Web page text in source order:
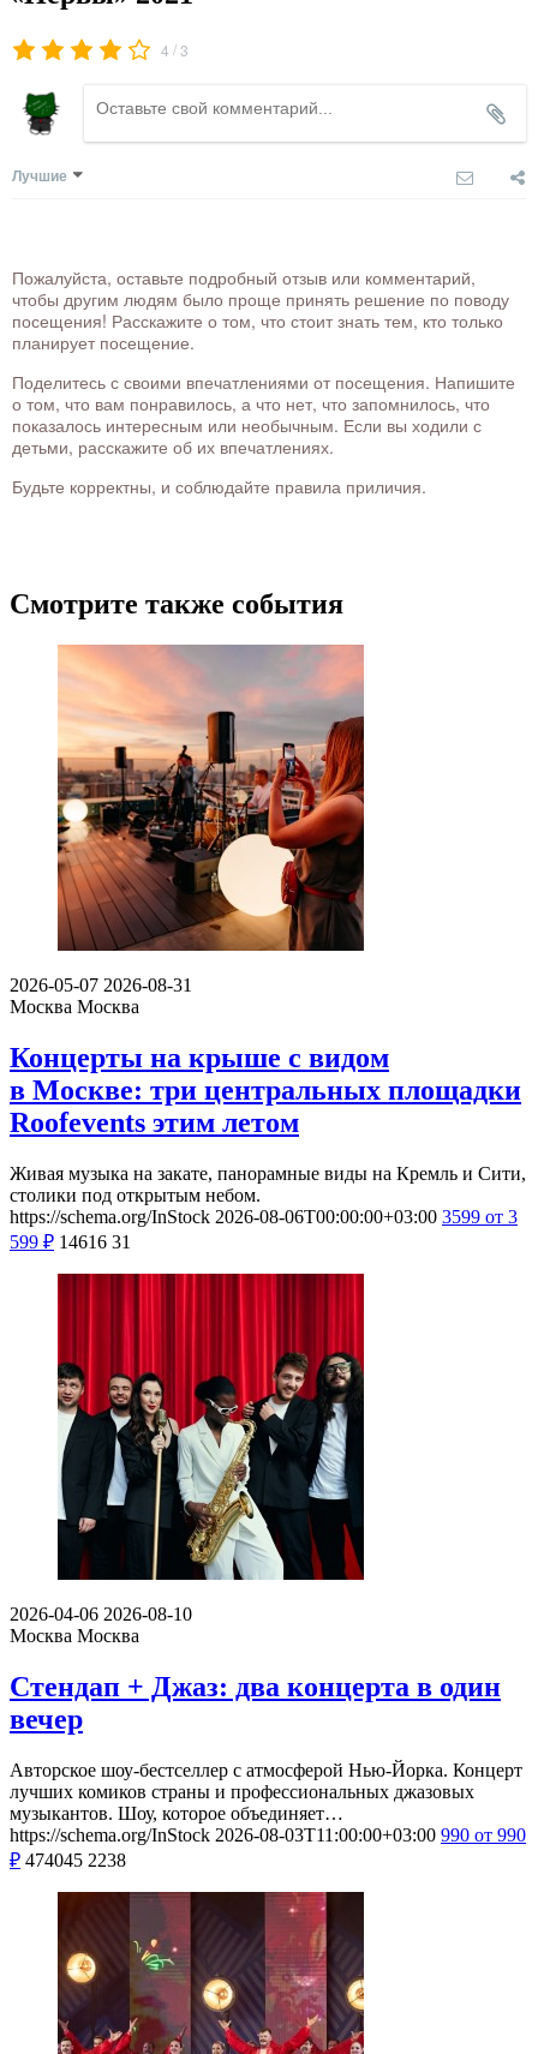
4 /3
Лучшие
Пожалуйста, оставьте подробный отзыв или комментарий,
чтобы другим людям было проще принять решение по поводу
посещения! Расскажите о том, что стоит знать тем, кто только
планирует посещение.
Поделитесь с своими впечатлениями от посещения. Напишите
о том, что вам понравилось, а что нет, что запомнилось, что
показалось интересным или необычным. Если вы ходили с
детьми, расскажите об их впечатлениях.
Будьте корректны, и соблюдайте правила приличия.
Смотрите также события
2026-05-07 2026-08-31
Москва Москва
Концерты на крыше с видом
в Москве: три центральных площадки
Roofevents этим летом
Живая музыка на закате, панорамные виды на Кремль и Сити,
столики под открытым небом.
https://schema.org/InStock 2026-08-06T00:00:00+03:00 3599 от 3
599 ₽ 14616 31
2026-04-06 2026-08-10
Москва Москва
Стендап + Джаз: два концерта в один
вечер
Авторское шоу-бестселлер с атмосферой Нью-Йорка. Концерт
лучших комиков страны и профессиональных джазовых
музыкантов. Шоу, которое объединяет…
https://schema.org/InStock 2026-08-03T11:00:00+03:00 990 от 990
₽ 474045 2238